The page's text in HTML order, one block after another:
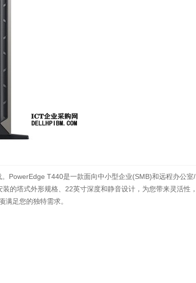
PowerEdge T440是一款面向中小型企业(SMB)和远程办公室/
的塔式外形规格、22英寸深度和静音设计，为您带来灵活性，
足您的独特需求。